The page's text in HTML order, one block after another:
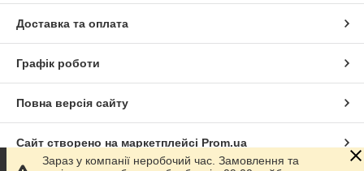
Доставка та оплата
Графік роботи
Повна версія сайту
Сайт створено на маркетплейсі Prom.ua
Зараз у компанії неробочий час. Замовлення та